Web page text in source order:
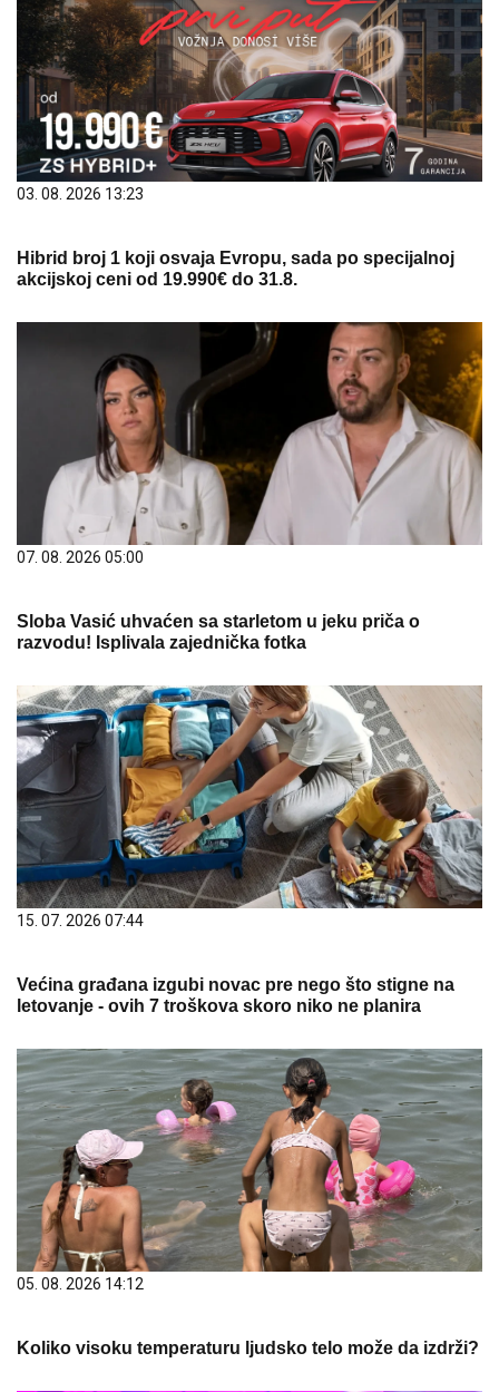
03. 08. 2026 13:23
Hibrid broj 1 koji osvaja Evropu, sada po specijalnoj
akcijskoj ceni od 19.990€ do 31.8.
07. 08. 2026 05:00
Sloba Vasić uhvaćen sa starletom u jeku priča o
razvodu! Isplivala zajednička fotka
15. 07. 2026 07:44
Većina građana izgubi novac pre nego što stigne na
letovanje - ovih 7 troškova skoro niko ne planira
05. 08. 2026 14:12
Koliko visoku temperaturu ljudsko telo može da izdrži?